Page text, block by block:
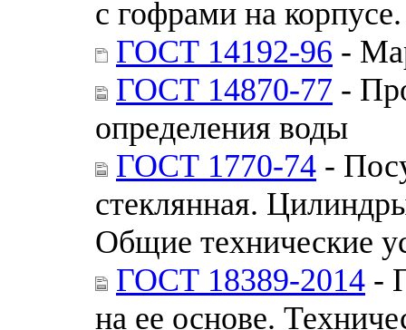
с гофрами на
ГОСТ 14192-96 -
ГОСТ 14870-77 -
определения воды
ГОСТ 1770-74 -
стеклянная.
Общие технические
ГОСТ 18389-2014 -
на ее основе.